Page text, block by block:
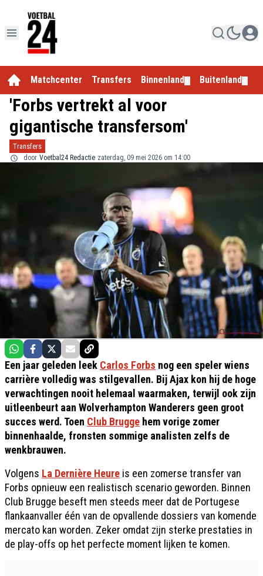
Matchcenter Transfers Binnenland Buitenland
'Forbs vertrekt al voor
gigantische transfersom'
Transfers
door Voetbal24 Redactie zaterdag, 09 mei 2026 om 14:00
Een jaar geleden leek Carlos Forbs nog een speler wiens
carrière volledig was stilgevallen. Bij Ajax kon hij de hoge
verwachtingen nooit helemaal waarmaken, terwijl ook zijn
uitleenbeurt aan Wolverhampton Wanderers geen groot
succes werd. Toen Club Brugge hem vorige zomer
binnenhaalde, fronsten sommige analisten zelfs de
wenkbrauwen.
Volgens La Dernière Heure is een zomerse transfer van
Forbs opnieuw een realistisch scenario geworden. Binnen
Club Brugge beseft men steeds meer dat de Portugese
flankaanvaller één van de opvallende dossiers van komende
mercato kan worden. Zeker omdat zijn sterke prestaties in
de play-offs op het perfecte moment lijken te komen.